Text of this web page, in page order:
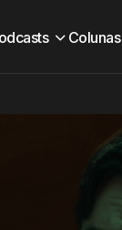
Colunas